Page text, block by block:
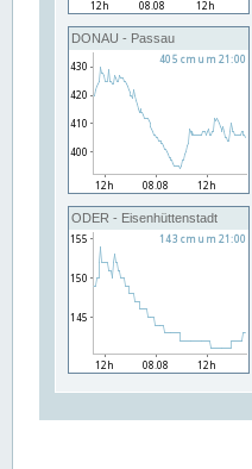
DONAU - Passau
ODER - Eisenhüttenstadt